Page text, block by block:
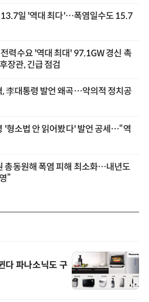
13.7일 '역대 최다'…폭염일수도 15.7
력수요 '역대 최대' 97.1GW 경신 촉
장관, 긴급 점검
, 李대통령 발언 왜곡…악의적 정치공
'형소법 안 읽어봤다' 발언 공세…“역
총동원해 폭염 피해 최소화…내년도
”
다 파나소닉도 구